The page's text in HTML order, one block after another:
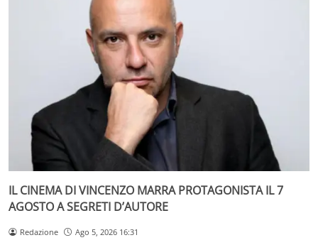
IL CINEMA DI VINCENZO MARRA PROTAGONISTA IL 7
AGOSTO A SEGRETI D’AUTORE
Redazione Ago 5, 2026 16:31